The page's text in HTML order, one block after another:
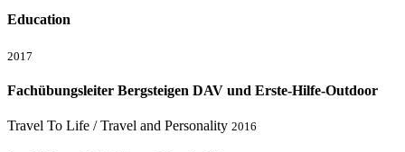
Education
2017
Fachübungsleiter Bergsteigen DAV und Erste-Hilfe-Outdoor
Travel To Life / Travel and Personality 2016